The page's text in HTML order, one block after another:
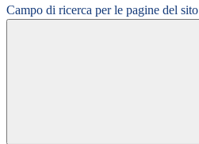
Campo di ricerca per le pagine del sito